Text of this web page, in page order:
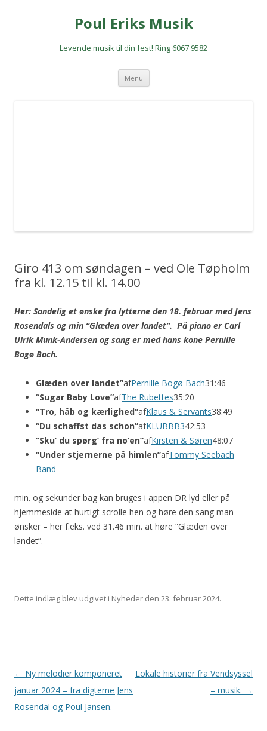
Poul Eriks Musik
Levende musik til din fest! Ring 6067 9582
Menu Hop
indhold
Giro 413 om søndagen – ved Ole Tøpholm
fra kl. 12.15 til kl. 14.00
Her: Sandelig et ønske fra lytterne den 18. februar med Jens
Rosendals og min “Glæden over landet”. På piano er Carl
Ulrik Munk-Andersen og sang er med hans kone Pernille
Bogø Bach.
Glæden over landet”afPernille Bogø Bach31:46
“Sugar Baby Love”afThe Rubettes35:20
“Tro, håb og kærlighed”afKlaus & Servants38:49
“Du schaffst das schon”afKLUBBB342:53
“Sku’ du spørg’ fra no’en”afKirsten & Søren48:07
“Under stjernerne på himlen”afTommy Seebach
Band
min. og sekunder bag kan bruges i appen DR lyd eller på
hjemmeside at hurtigt scrolle hen og høre den sang man
ønsker – her f.eks. ved 31.46 min. at høre “Glæden over
landet”.
Dette indlæg blev udgivet i Nyheder den 23. februar 2024.
Indlægsnavigation
← Ny melodier komponeret
januar 2024 – fra digterne Jens
Rosendal og Poul Jansen.
Lokale historier fra Vendsyssel
– musik. →